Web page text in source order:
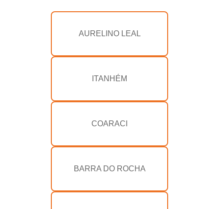
AURELINO LEAL
ITANHÉM
COARACI
BARRA DO ROCHA